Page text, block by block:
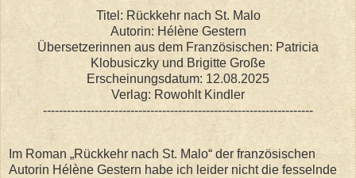
Titel: Rückkehr nach St. Malo
Autorin: Hélène Gestern
Übersetzerinnen aus dem Französischen: Patricia
Klobusiczky und Brigitte Große
Erscheinungsdatum: 12.08.2025
Verlag: Rowohlt Kindler
--------------------------------------------------------------------
Im Roman „Rückkehr nach St. Malo“ der französischen
Autorin Hélène Gestern habe ich leider nicht die fesselnde